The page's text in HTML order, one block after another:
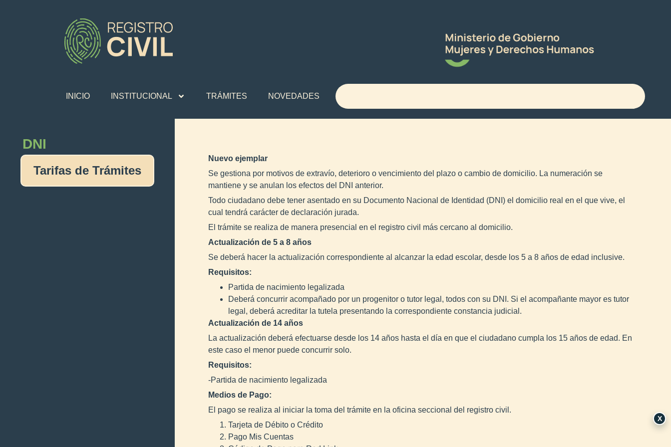
INICIO INSTITUCIONAL TRÁMITES NOVEDADES
DNI
Tarifas de Trámites
Nuevo ejemplar
Se gestiona por motivos de extravío, deterioro o vencimiento del plazo o cambio de domicilio. La numeración se
mantiene y se anulan los efectos del DNI anterior.
Todo ciudadano debe tener asentado en su Documento Nacional de Identidad (DNI) el domicilio real en el que vive, el
cual tendrá carácter de declaración jurada.
El trámite se realiza de manera presencial en el registro civil más cercano al domicilio.
Actualización de 5 a 8 años
Se deberá hacer la actualización correspondiente al alcanzar la edad escolar, desde los 5 a 8 años de edad inclusive.
Requisitos:
Partida de nacimiento legalizada
Deberá concurrir acompañado por un progenitor o tutor legal, todos con su DNI. Si el acompañante mayor es tutor
legal, deberá acreditar la tutela presentando la correspondiente constancia judicial.
Actualización de 14 años
La actualización deberá efectuarse desde los 14 años hasta el día en que el ciudadano cumpla los 15 años de edad. En
este caso el menor puede concurrir solo.
Requisitos:
-Partida de nacimiento legalizada
Medios de Pago:
El pago se realiza al iniciar la toma del trámite en la oficina seccional del registro civil.
Tarjeta de Débito o Crédito
Pago Mis Cuentas
X